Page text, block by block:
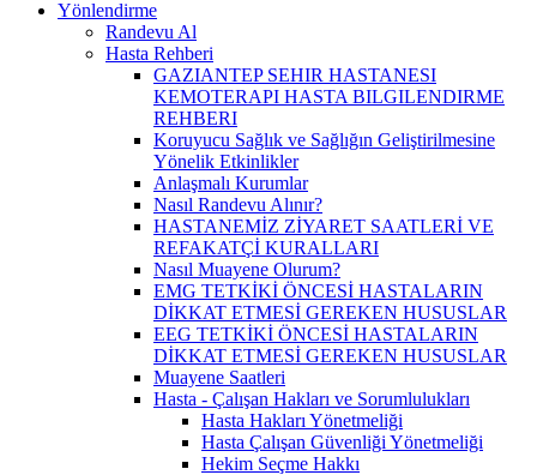
Yönlendirme
Randevu Al
Hasta Rehberi
GAZIANTEP SEHIR HASTANESI
KEMOTERAPI HASTA BILGILENDIRME
REHBERI
Koruyucu Sağlık ve Sağlığın Geliştirilmesine
Yönelik Etkinlikler
Anlaşmalı Kurumlar
Nasıl Randevu Alınır?
HASTANEMİZ ZİYARET SAATLERİ VE
REFAKATÇİ KURALLARI
Nasıl Muayene Olurum?
EMG TETKİKİ ÖNCESİ HASTALARIN
DİKKAT ETMESİ GEREKEN HUSUSLAR
EEG TETKİKİ ÖNCESİ HASTALARIN
DİKKAT ETMESİ GEREKEN HUSUSLAR
Muayene Saatleri
Hasta - Çalışan Hakları ve Sorumlulukları
Hasta Hakları Yönetmeliği
Hasta Çalışan Güvenliği Yönetmeliği
Hekim Seçme Hakkı